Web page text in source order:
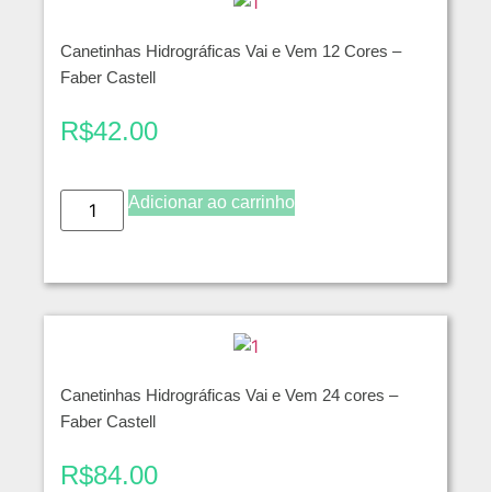
Canetinhas Hidrográficas Vai e Vem 12 Cores –
Faber Castell
R$42.00
Adicionar ao carrinho
Canetinhas Hidrográficas Vai e Vem 24 cores –
Faber Castell
R$84.00